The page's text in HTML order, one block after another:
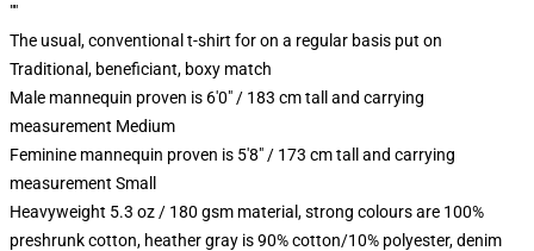
""
The usual, conventional t-shirt for on a regular basis put on
Traditional, beneficiant, boxy match
Male mannequin proven is 6'0" / 183 cm tall and carrying
measurement Medium
Feminine mannequin proven is 5'8" / 173 cm tall and carrying
measurement Small
Heavyweight 5.3 oz / 180 gsm material, strong colours are 100%
preshrunk cotton, heather gray is 90% cotton/10% polyester, denim